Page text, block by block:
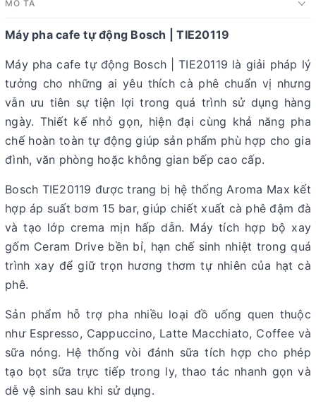
MÔ TẢ
Máy pha cafe tự động Bosch | TIE20119
Máy pha cafe tự động Bosch | TIE20119 là giải pháp lý
tưởng cho những ai yêu thích cà phê chuẩn vị nhưng
vẫn ưu tiên sự tiện lợi trong quá trình sử dụng hàng
ngày. Thiết kế nhỏ gọn, hiện đại cùng khả năng pha
chế hoàn toàn tự động giúp sản phẩm phù hợp cho gia
đình, văn phòng hoặc không gian bếp cao cấp.
Bosch TIE20119 được trang bị hệ thống Aroma Max kết
hợp áp suất bơm 15 bar, giúp chiết xuất cà phê đậm đà
và tạo lớp crema mịn hấp dẫn. Máy tích hợp bộ xay
gốm Ceram Drive bền bỉ, hạn chế sinh nhiệt trong quá
trình xay để giữ trọn hương thơm tự nhiên của hạt cà
phê.
Sản phẩm hỗ trợ pha nhiều loại đồ uống quen thuộc
như Espresso, Cappuccino, Latte Macchiato, Coffee và
sữa nóng. Hệ thống vòi đánh sữa tích hợp cho phép
tạo bọt sữa trực tiếp trong ly, thao tác nhanh gọn và
dễ vệ sinh sau khi sử dụng.